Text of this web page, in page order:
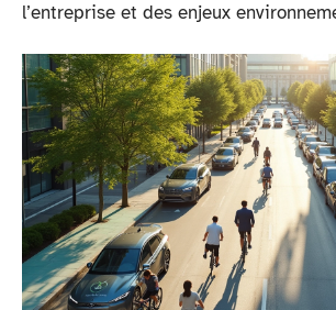
l’entreprise et des enjeux